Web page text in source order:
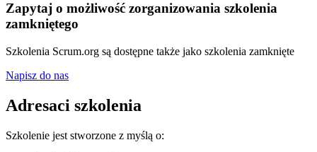
Zapytaj o możliwość zorganizowania szkolenia
zamkniętego
Szkolenia Scrum.org są dostępne także jako szkolenia zamknięte
Napisz do nas
Adresaci szkolenia
Szkolenie jest stworzone z myślą o: